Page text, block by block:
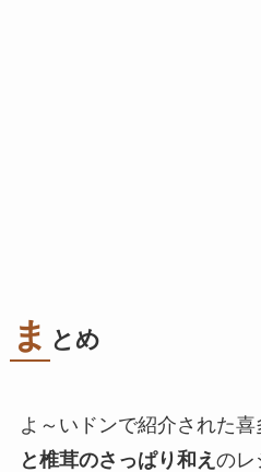
ま とめ
よ～いドンで紹介された
と椎茸のさっぱり和え のレ